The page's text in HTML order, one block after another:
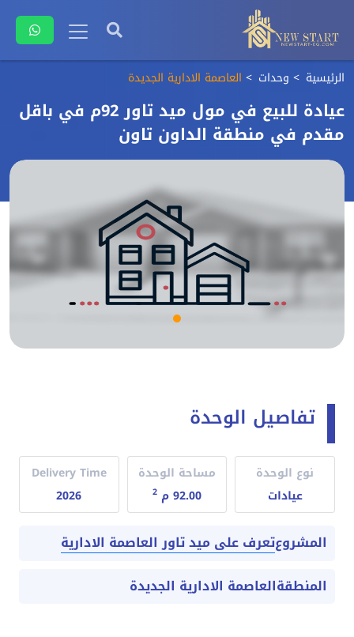
الرئيسية وحدات العاصمة الادارية الجديدة
عيادة للبيع في مول ميد تاور 92م في باقل
مقدم في منطقة الداون تاون
تفاصيل الوحدة
نوع الوحدة
عيادات
مساحة الوحدة
92.00 م
2
Delivery Time
2026
المشروعتعرف على ميد تاور العاصمة الادارية
المنطقةالعاصمة الادارية الجديدة